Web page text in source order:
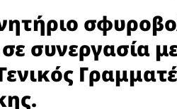
συνεργασία